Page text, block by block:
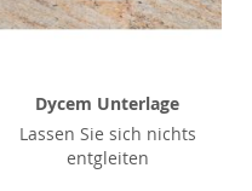
Dycem Unterlage
Lassen Sie sich nichts
entgleiten